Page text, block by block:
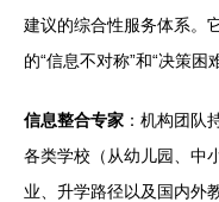
建议的综合性服务体系。
的“信息不对称”和“决策困
信息整合专家 ：机构团队
各类学校（从幼儿园、中
业、升学路径以及国内外